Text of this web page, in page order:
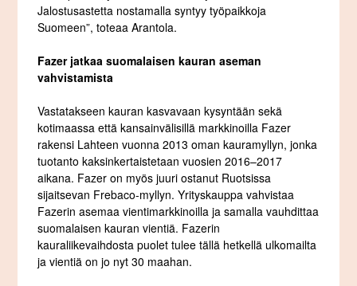
Jalostusastetta nostamalla syntyy työpaikkoja
Suomeen”, toteaa Arantola.
Fazer jatkaa suomalaisen kauran aseman
vahvistamista
Vastatakseen kauran kasvavaan kysyntään sekä
kotimaassa että kansainvälisillä markkinoilla Fazer
rakensi Lahteen vuonna 2013 oman kauramyllyn, jonka
tuotanto kaksinkertaistetaan vuosien 2016–2017
aikana. Fazer on myös juuri ostanut Ruotsissa
sijaitsevan Frebaco-myllyn. Yrityskauppa vahvistaa
Fazerin asemaa vientimarkkinoilla ja samalla vauhdittaa
suomalaisen kauran vientiä. Fazerin
kauraliikevaihdosta puolet tulee tällä hetkellä ulkomailta
ja vientiä on jo nyt 30 maahan.